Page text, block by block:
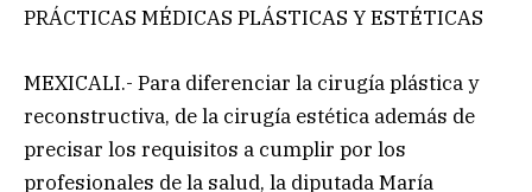
PRÁCTICAS MÉDICAS PLÁSTICAS Y ESTÉTICAS
MEXICALI.- Para diferenciar la cirugía plástica y
reconstructiva, de la cirugía estética además de
precisar los requisitos a cumplir por los
profesionales de la salud, la diputada María